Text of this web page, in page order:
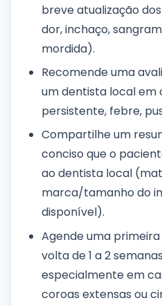
breve atualização
dor, inchaço,
mordida).
Recomende uma
um dentista local em
persistente, febre,
Compartilhe um
conciso que o
ao dentista local
marca/tamanho do
disponível).
Agende uma
volta de 1 a 2
especialmente em
coroas extensas ou